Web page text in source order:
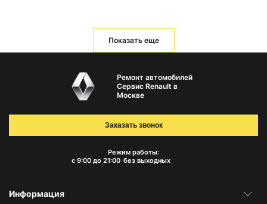
Показать еще
Ремонт автомобилей
Сервис Renault в
Москве
Режим работы:
с 9:00 до 21:00 без выходных
Заказать звонок
Информация